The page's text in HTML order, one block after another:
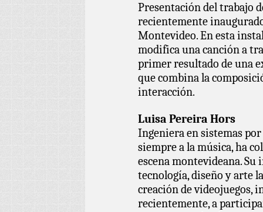
Presentación del trabajo
recientemente inaugurado
Montevideo. En esta
modifica una canción a
primer resultado de una
que combina la
interacción.
Luisa Pereira Hors
Ingeniera en sistemas
siempre a la música, ha
escena montevideana.
tecnología, diseño y arte
creación de videojuegos,
recientemente, a